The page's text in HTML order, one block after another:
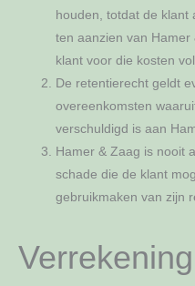
houden, totdat de klant
ten aanzien van
klant voor die kosten
De retentierecht geldt
overeenkomsten
verschuldigd is aan
Hamer & Zaag is nooit
schade die de klant
gebruikmaken van zijn
Verrekening